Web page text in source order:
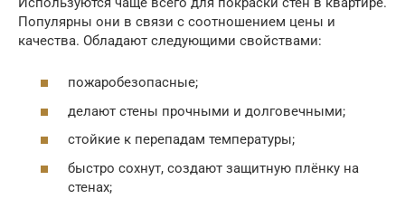
Популярны они в связи с соотношением цены и
качества. Обладают следующими свойствами:
пожаробезопасные;
делают стены прочными и долговечными;
стойкие к перепадам температуры;
быстро сохнут, создают защитную плёнку на
стенах;